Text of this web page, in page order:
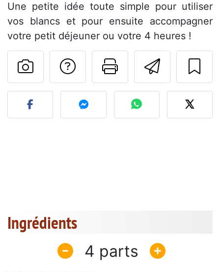
Une petite idée toute simple pour utiliser
vos blancs et pour ensuite accompagner
votre petit déjeuner ou votre 4 heures !
Imprimer
Poser une
Publier votre photo de
Ingrédients
4